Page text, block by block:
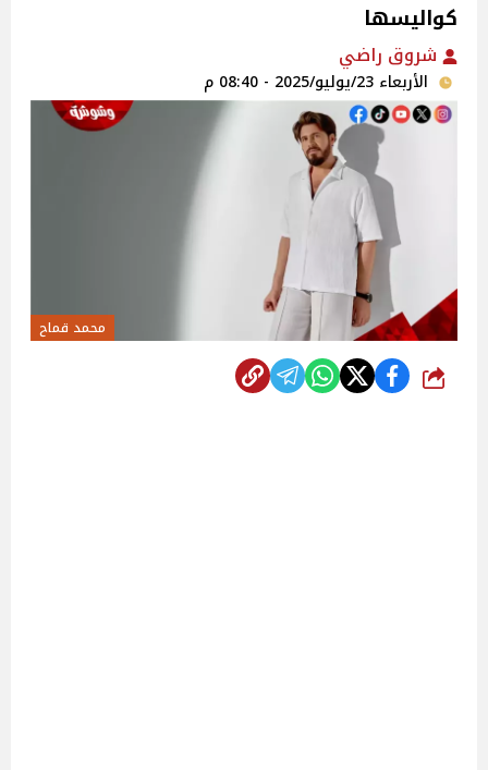
كواليسها
شروق راضي
الأربعاء 23/يوليو/2025 - 08:40 م
محمد قماح
شارك